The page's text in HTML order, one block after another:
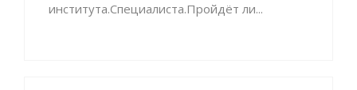
института.Специалиста.Пройдёт ли...